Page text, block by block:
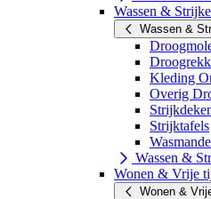
Wassen &
Wassen &
Kleding
Overig
Strijktafels
Wassen &
Wonen & Vrije
Wonen &